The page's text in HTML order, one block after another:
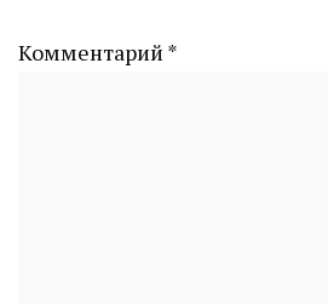
Комментарий *